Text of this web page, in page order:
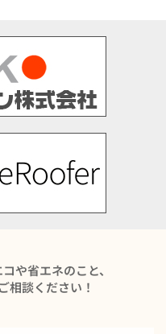
や省エネのこと、
相談ください！